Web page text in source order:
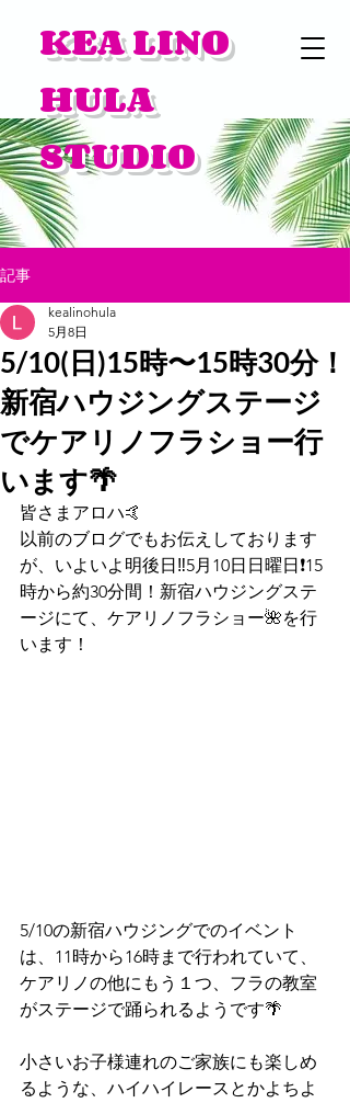
KEA LINO
HULA
STUDIO
記事
5/10(日)15時〜15時30分！
新宿ハウジングステージ
でケアリノフラショー行
います🌴
kealinohula
5月8日
皆さまアロハ🤙
以前のブログでもお伝えしております
が、いよいよ明後日‼️5月10日日曜日❗️15
時から約30分間！新宿ハウジングステ
ージにて、ケアリノフラショー🌺を行
います！
5/10の新宿ハウジングでのイベント
は、11時から16時まで行われていて、
ケアリノの他にもう１つ、フラの教室
がステージで踊られるようです🌴
小さいお子様連れのご家族にも楽しめ
るような、ハイハイレースとかよちよ